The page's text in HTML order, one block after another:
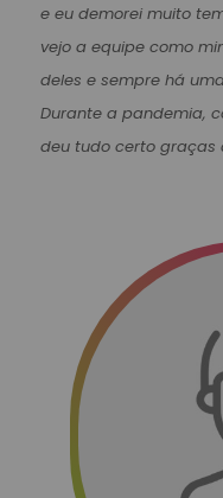
e eu demorei muito
vejo a equipe como
deles e sempre há
Durante a pandemia,
deu tudo certo graças